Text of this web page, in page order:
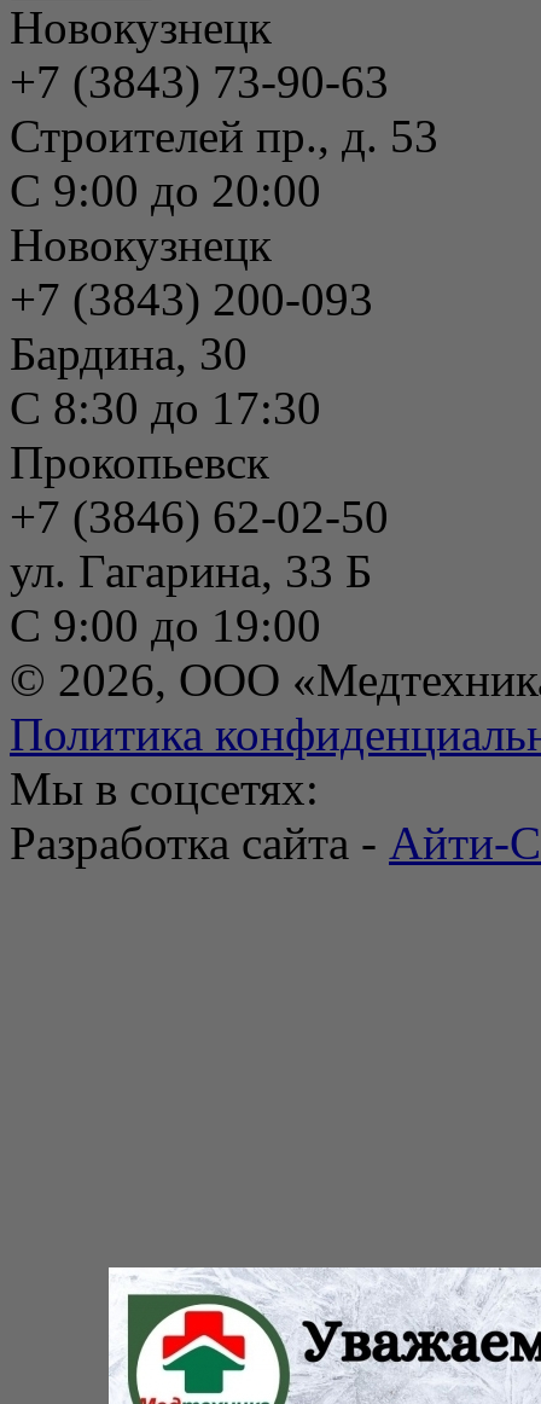
Новокузнецк
+7 (3843) 73-90-63
Строителей пр., д. 53
С 9:00 до 20:00
Новокузнецк
+7 (3843) 200-093
Бардина, 30
С 8:30 до 17:30
Прокопьевск
+7 (3846) 62-02-50
ул. Гагарина, 33 Б
С 9:00 до 19:00
© 2026, ООО
Политика
Мы в соцсетях:
Разработка сайта - Айти-